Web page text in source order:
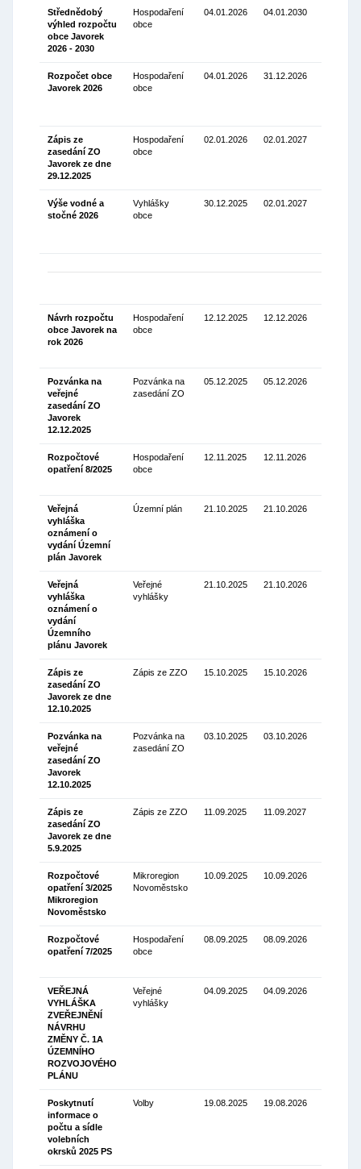
Střednědobý
výhled rozpočtu
obce Javorek
2026 - 2030
Hospodaření
obce
04.01.2026
04.01.2030
Rozpočet obce
Javorek 2026
Hospodaření
obce
04.01.2026
31.12.2026
Zápis ze
zasedání ZO
Javorek ze dne
29.12.2025
Hospodaření
obce
02.01.2026
02.01.2027
Výše vodné a
stočné 2026
Vyhlášky
obce
30.12.2025
02.01.2027
Návrh rozpočtu
obce Javorek na
rok 2026
Hospodaření
obce
12.12.2025
12.12.2026
Pozvánka na
veřejné
zasedání ZO
Javorek
12.12.2025
Pozvánka na
zasedání ZO
05.12.2025
05.12.2026
Rozpočtové
opatření 8/2025
Hospodaření
obce
12.11.2025
12.11.2026
Veřejná
vyhláška
oznámení o
vydání Územní
plán Javorek
Územní plán 21.10.2025
21.10.2026
Veřejná
vyhláška
oznámení o
vydání
Územního
plánu Javorek
Veřejné
vyhlášky
21.10.2025
21.10.2026
Zápis ze
zasedání ZO
Javorek ze dne
12.10.2025
Zápis ze ZZO 15.10.2025
15.10.2026
Pozvánka na
veřejné
zasedání ZO
Javorek
12.10.2025
Pozvánka na
zasedání ZO
03.10.2025
03.10.2026
Zápis ze
zasedání ZO
Javorek ze dne
5.9.2025
Zápis ze ZZO 11.09.2025
11.09.2027
Rozpočtové
opatření 3/2025
Mikroregion
Novoměstsko
Mikroregion
Novoměstsko
10.09.2025
10.09.2026
Rozpočtové
opatření 7/2025
Hospodaření
obce
08.09.2025
08.09.2026
VEŘEJNÁ
VYHLÁŠKA
ZVEŘEJNĚNÍ
NÁVRHU
ZMĚNY Č. 1A
ÚZEMNÍHO
ROZVOJOVÉHO
PLÁNU
Veřejné
vyhlášky
04.09.2025
04.09.2026
Poskytnutí
informace o
počtu a sídle
volebních
okrsků 2025 PS
Volby 19.08.2025
19.08.2026